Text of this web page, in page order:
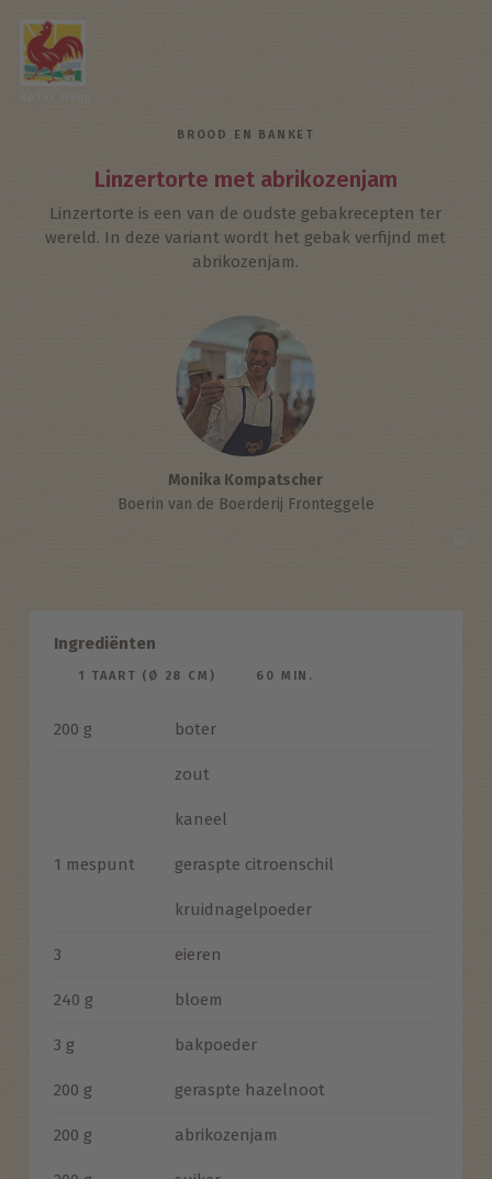
BROOD EN BANKET
Linzertorte met abrikozenjam
Linzertorte is een van de oudste gebakrecepten ter
wereld. In deze variant wordt het gebak verfijnd met
abrikozenjam.
Monika Kompatscher
Boerin van de Boerderij Fronteggele
Ingrediënten
1 TAART (Ø 28 CM) 60 MIN.
200 g boter
zout
kaneel
1 mespunt geraspte citroenschil
kruidnagelpoeder
3 eieren
240 g bloem
3 g bakpoeder
200 g geraspte hazelnoot
200 g abrikozenjam